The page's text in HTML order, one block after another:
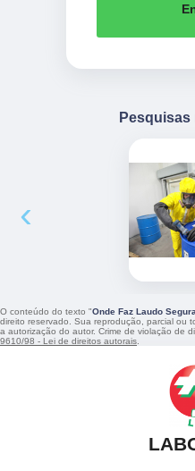
Pesquisas
‹
O conteúdo do texto "Onde Faz Laudo
direito reservado. Sua reprodução, parcial ou
a autorização do autor. Crime de violação de
9610/98 - Lei de direitos autorais